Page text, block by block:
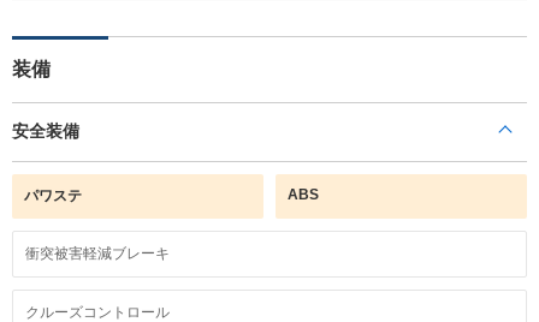
装備
安全装備
パワステ ABS
衝突被害軽減ブレーキ
クルーズコントロール